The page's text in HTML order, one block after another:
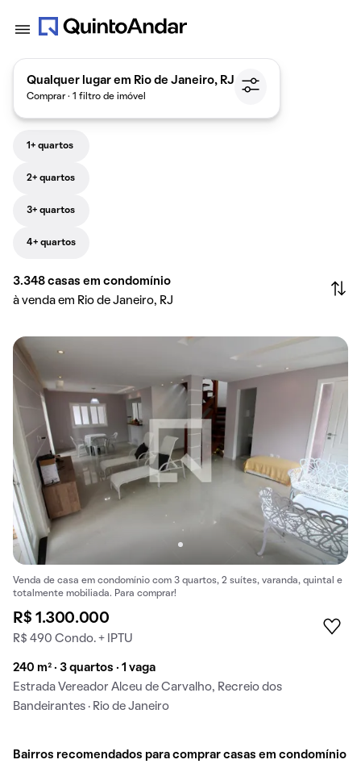
Qualquer lugar em Rio de Janeiro, RJ
Comprar · 1 filtro de imóvel
1+ quartos
2+ quartos
3+ quartos
4+ quartos
3.348 casas em condomínio
à venda em Rio de Janeiro, RJ
Venda de casa em condomínio com 3 quartos, 2 suítes, varanda, quintal e
totalmente mobiliada. Para comprar!
R$ 1.300.000
R$ 490 Condo. + IPTU
240 m² · 3 quartos · 1 vaga
Estrada Vereador Alceu de Carvalho, Recreio dos
Bandeirantes · Rio de Janeiro
Bairros recomendados para comprar casas em condomínio